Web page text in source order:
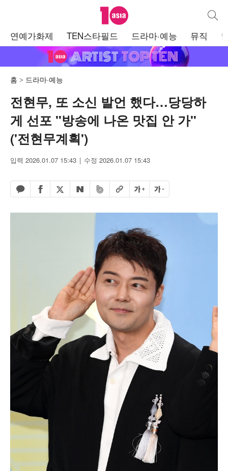
텐아시아 통합
연예가화제 TEN스타필드 드라마·예능 뮤직
홈 드라마·예능
전현무, 또 소신 발언 했다…당당하
게 선포 "방송에 나온 맛집 안 가"
('전현무계획')
입력 2026.01.07 15:43 수정 2026.01.07 15:43
카카오톡 공유하기
페이스북 공유하기
엑스 공유하기
네이버 공유하기
밴드 공유하기
URL복사글자 크게글자 작게